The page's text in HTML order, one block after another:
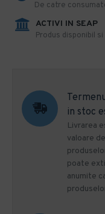
De catre
ACTIVI IN SEAP
Produs disponibil
in stoc
Livrarea
valoare
poate
anumite